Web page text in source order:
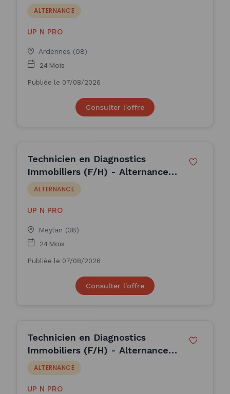
(H/F)
ALTERNANCE
UP N PRO
Ardennes (08)
24 Mois
Publiée le 07/08/2026
Consulter l'offre
Technicien en Diagnostics
Immobiliers (F/H) - Alternance
(H/F)
ALTERNANCE
UP N PRO
Meylan (38)
24 Mois
Publiée le 07/08/2026
Consulter l'offre
Technicien en Diagnostics
Immobiliers (F/H) - Alternance
(H/F)
ALTERNANCE
UP N PRO